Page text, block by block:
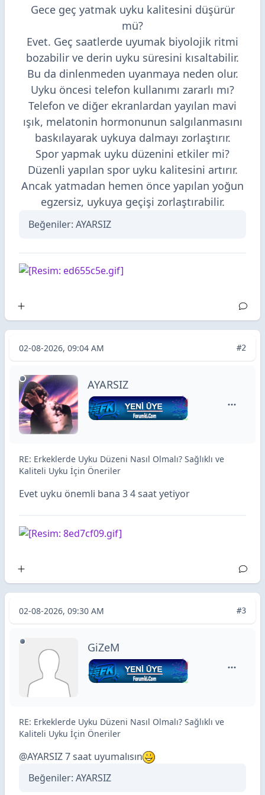
Gece geç yatmak uyku kalitesini düşürür
mü?
Evet. Geç saatlerde uyumak biyolojik ritmi
bozabilir ve derin uyku süresini kısaltabilir.
Bu da dinlenmeden uyanmaya neden olur.
Uyku öncesi telefon kullanımı zararlı mı?
Telefon ve diğer ekranlardan yayılan mavi
ışık, melatonin hormonunun salgılanmasını
baskılayarak uykuya dalmayı zorlaştırır.
Spor yapmak uyku düzenini etkiler mi?
Düzenli yapılan spor uyku kalitesini artırır.
Ancak yatmadan hemen önce yapılan yoğun
egzersiz, uykuya geçişi zorlaştırabilir.
Beğeniler: AYARSIZ
02-08-2026, 09:04 AM #2
AYARSIZ
RE: Erkeklerde Uyku Düzeni Nasıl Olmalı? Sağlıklı ve
Kaliteli Uyku İçin Öneriler
Evet uyku önemli bana 3 4 saat yetiyor
02-08-2026, 09:30 AM #3
GiZeM
RE: Erkeklerde Uyku Düzeni Nasıl Olmalı? Sağlıklı ve
Kaliteli Uyku İçin Öneriler
@AYARSIZ7 saat uyumalısın
Beğeniler: AYARSIZ